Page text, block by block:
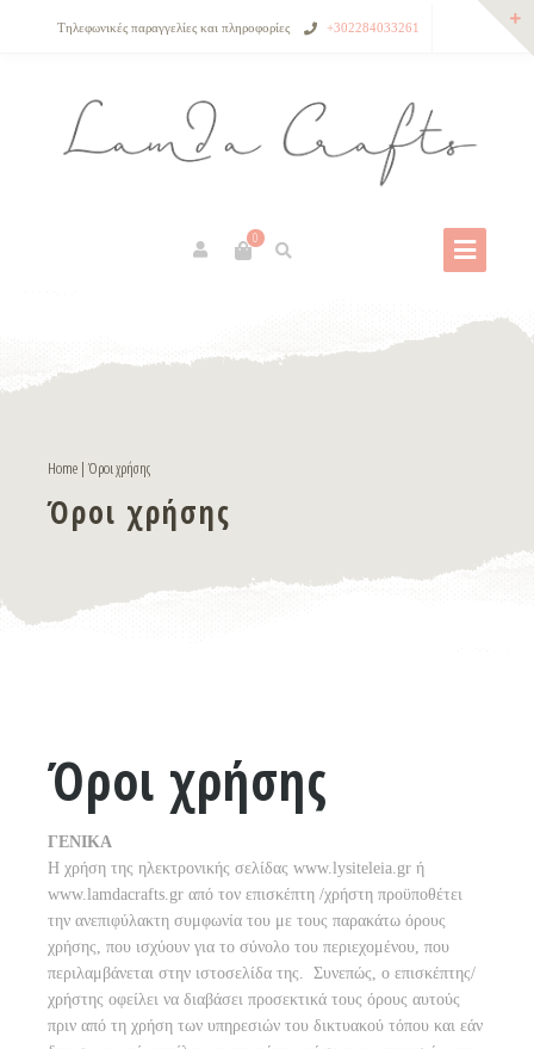
Τηλεφωνικές παραγγελίες και πληροφορίες +302284033261
0
Home | Όροι χρήσης
Όροι χρήσης
Όροι χρήσης
ΓΕΝΙΚΑ
Η χρήση της ηλεκτρονικής σελίδας www.lysiteleia.gr ή
www.lamdacrafts.gr από τον επισκέπτη /χρήστη προϋποθέτει
την ανεπιφύλακτη συμφωνία του με τους παρακάτω όρους
χρήσης, που ισχύουν για το σύνολο του περιεχομένου, που
περιλαμβάνεται στην ιστοσελίδα της. Συνεπώς, ο επισκέπτης/
χρήστης οφείλει να διαβάσει προσεκτικά τους όρους αυτούς
πριν από τη χρήση των υπηρεσιών του δικτυακού τόπου και εάν